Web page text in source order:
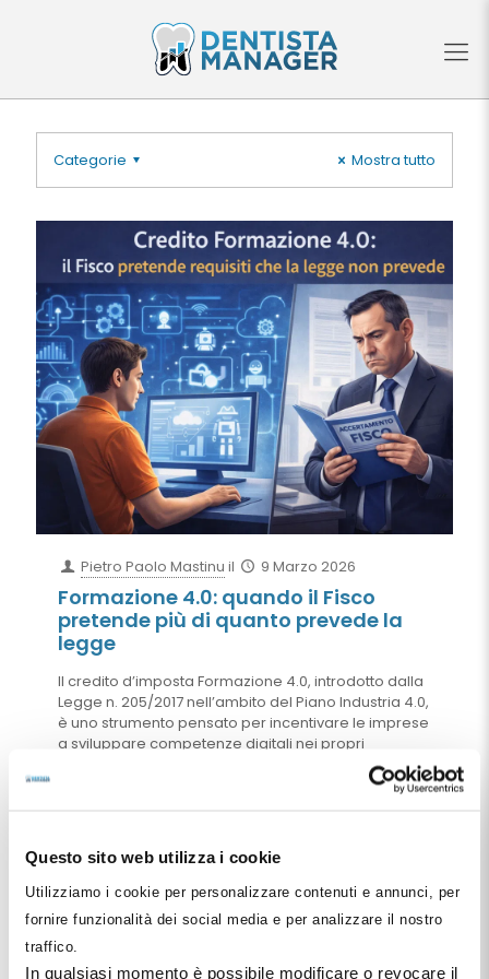
Questo sito web utilizza i cookie
Utilizziamo i cookie per personalizzare contenuti e annunci, per
fornire funzionalità dei social media e per analizzare il nostro
traffico.
In qualsiasi momento è possibile modificare o revocare il
Categorie Mostra tutto
Pietro Paolo Mastinu il 9 Marzo 2026
Formazione 4.0: quando il Fisco
pretende più di quanto prevede la
legge
Il credito d’imposta Formazione 4.0, introdotto dalla
Legge n. 205/2017 nell’ambito del Piano Industria 4.0,
è uno strumento pensato per incentivare le imprese
a sviluppare competenze digitali nei propri
accertamenti fiscali hanno contestato il beneficio
però, non è prevista né dalla normativa nazionale
né dalla disciplina europea sugli aiuti alla
formazione. La giurisprudenza tributaria tende infatti
a riconoscere che l’agevolazione spetta anche
quando la formazione serve proprio ad acquisire
nuove competenze.